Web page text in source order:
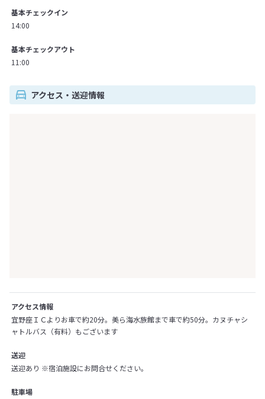
基本チェックイン
14:00
基本チェックアウト
11:00
アクセス・送迎情報
アクセス情報
宜野座ＩＣよりお車で約20分。美ら海水族館まで車で約50分。カヌチャシ
ャトルバス（有料）もございます
送迎
送迎あり ※宿泊施設にお問合せください。
駐車場